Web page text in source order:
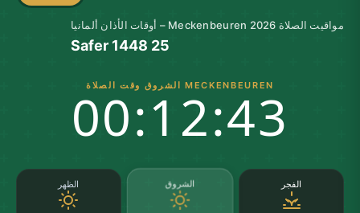
مواقيت الصلاة Meckenbeuren 2026 – أوقات الأذان ألمانيا
25 Safer 1448
MECKENBEUREN الشروق وقت الصلاة
00:12:43
الفجر الشروق الظهر